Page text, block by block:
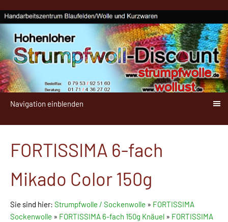
Navigation einblenden
FORTISSIMA 6-fach
Mikado Color 150g
Sie sind hier: Strumpfwolle / Sockenwolle » FORTISSIMA
Sockenwolle » FORTISSIMA 6-fach 150g Knäuel » FORTISSIMA